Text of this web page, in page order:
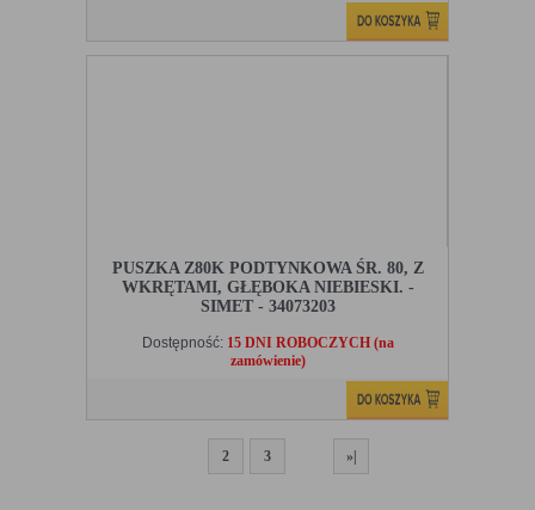
PUSZKA Z80K PODTYNKOWA ŚR. 80, Z
WKRĘTAMI, GŁĘBOKA NIEBIESKI. -
SIMET - 34073203
Dostępność: 15 DNI ROBOCZYCH (na
zamówienie)
2 3 »|